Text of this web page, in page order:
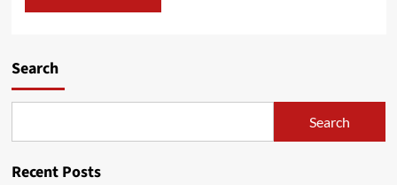
Search
Search
Recent Posts